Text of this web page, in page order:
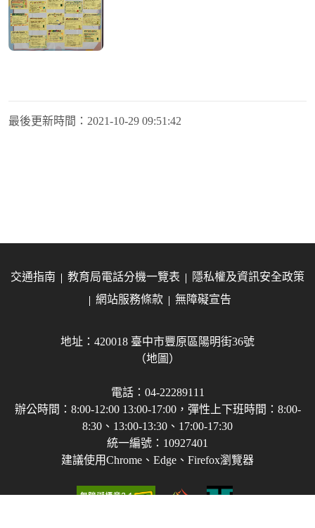
最後更新時間： 2021-10-29 09:51:42
交通指南 教育局電話分機一覽表
隱私權及資訊安全政策
網站服務條款
無障礙宣告
地址：420018 臺中市豐原區陽明街36號
（地圖）
電話：04-22289111
辦公時間：8:00-12:00 13:00-17:00，彈性上下班時間：8:00-
8:30、13:00-13:30、17:00-17:30
統一編號：10927401
建議使用Chrome、Edge、Firefox瀏覽器